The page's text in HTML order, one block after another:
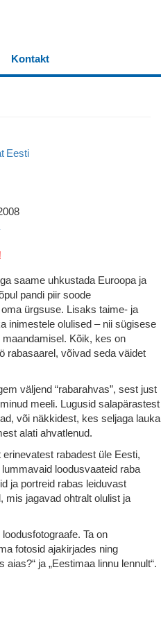
Kontakt
Eesti
saame uhkustada Euroopa ja
pandi piir soode
ürgsuse. Lisaks taime- ja
inimestele olulised – nii sügisese
Kõik, kes on
rabasaarel, võivad seda väidet
väljend “rabarahvas”, sest just
meeli. Lugusid salapärastest
või näkkidest, kes seljaga lauka
alati ahvatlenud.
rabadest üle Eesti,
loodusvaateid raba
ja portreid rabas leiduvast
mis jagavad ohtralt olulist ja
Ta on
fotosid ajakirjades ning
ja „Eestimaa linnu lennult“.